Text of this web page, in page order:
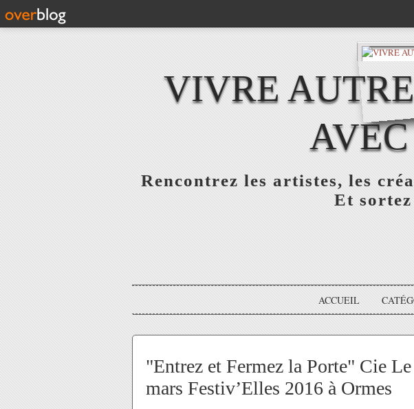
VIVRE
Rencontrez les artistes, les
Et
ACCUEIL
"Entrez et Fermez la Porte" Cie
mars Festiv’Elles 2016 à Ormes